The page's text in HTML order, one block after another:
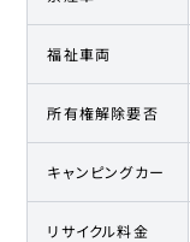
福祉車両
所有権解除要否
キャンピングカー
リサイクル料金